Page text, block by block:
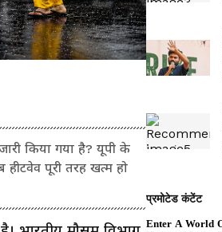
किया गया है? यूपी के
पूरी तरह खत्म हो